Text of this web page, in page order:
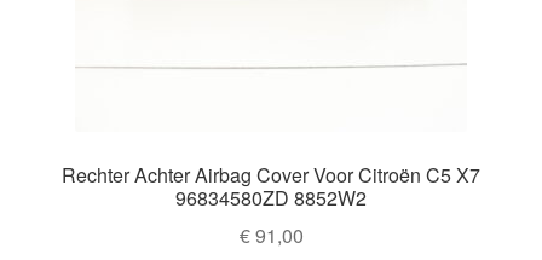
Rechter Achter Airbag Cover Voor Citroën C5 X7
96834580ZD 8852W2
€91,00